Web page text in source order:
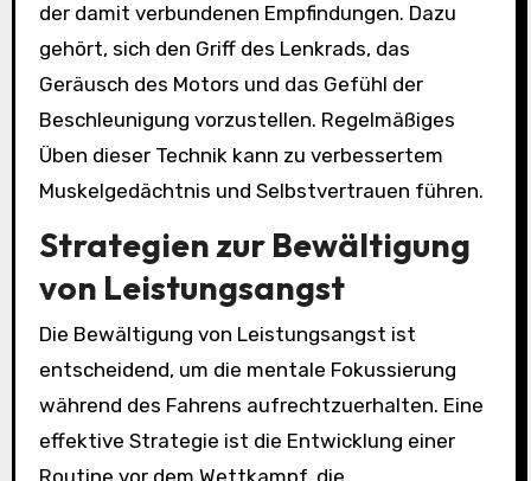
der damit verbundenen Empfindungen. Dazu
gehört, sich den Griff des Lenkrads, das
Geräusch des Motors und das Gefühl der
Beschleunigung vorzustellen. Regelmäßiges
Üben dieser Technik kann zu verbessertem
Muskelgedächtnis und Selbstvertrauen führen.
Strategien zur Bewältigung
von Leistungsangst
Die Bewältigung von Leistungsangst ist
entscheidend, um die mentale Fokussierung
während des Fahrens aufrechtzuerhalten. Eine
effektive Strategie ist die Entwicklung einer